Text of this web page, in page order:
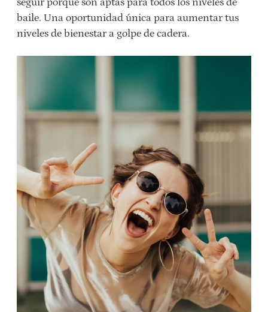
seguir porque son aptas para todos los niveles de
baile. Una oportunidad única para aumentar tus
niveles de bienestar a golpe de cadera.